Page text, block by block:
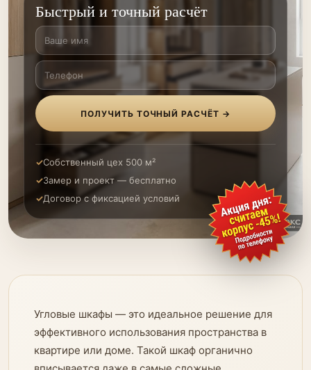
Быстрый и точный расчёт
ПОЛУЧИТЬ ТОЧНЫЙ РАСЧЁТ →
Собственный цех 500 м²
Замер и проект — бесплатно
Договор с фиксацией условий
Угловые шкафы — это идеальное решение для
эффективного использования пространства в
квартире или доме. Такой шкаф органично